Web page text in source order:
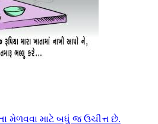
મેળવવા માટે બધું જ ઉચીત્ત છે.